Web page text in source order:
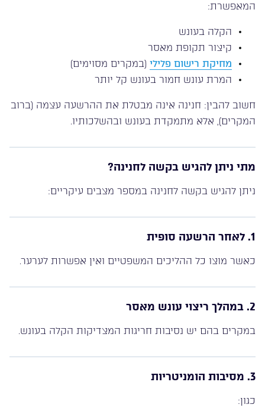
המאפשרת:
הקלה בעונש
קיצור תקופת מאסר
מחיקת רישום פלילי (במקרים מסוימים)
המרת עונש חמור בעונש קל יותר
חשוב להבין: חנינה אינה מבטלת את ההרשעה עצמה (ברוב
המקרים), אלא מתמקדת בעונש ובהשלכותיו.
מתי ניתן להגיש בקשה לחנינה?
ניתן להגיש בקשה לחנינה במספר מצבים עיקריים:
1. לאחר הרשעה סופית
כאשר מוצו כל ההליכים המשפטיים ואין אפשרות לערער.
2. במהלך ריצוי עונש מאסר
במקרים בהם יש נסיבות חריגות המצדיקות הקלה בעונש.
3. מסיבות הומניטריות
כגון: